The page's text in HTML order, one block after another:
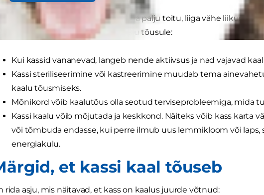
tavalistele põhjustele nagu liiga palju toitu, liiga vähe liikumist
mis aitavad kaasa kassi kaalu tõusule:
Kui kassid vananevad, langeb nende aktiivsus ja nad vajavad
Kassi steriliseerimine või kastreerimine muudab tema
kaalu tõusmiseks.
Mõnikord võib kaalutõus olla seotud terviseprobleemiga, mida
Kassi kaalu võib mõjutada ja keskkond. Näiteks võib kass karta
või tõmbuda endasse, kui perre ilmub uus lemmikloom või
energiakulu.
et kassi kaal tõuseb
rida asju, mis näitavad, et kass on kaalus juurde võtnud: